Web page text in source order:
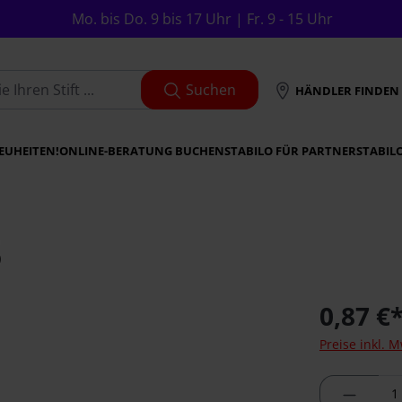
Mo. bis Do. 9 bis 17 Uhr | Fr. 9 - 15 Uhr
Suchen HÄNDLER FINDEN
ONLINE-BERATUNG BUCHENSTABILO FÜR PARTNER
0,87 €*
Preise inkl.